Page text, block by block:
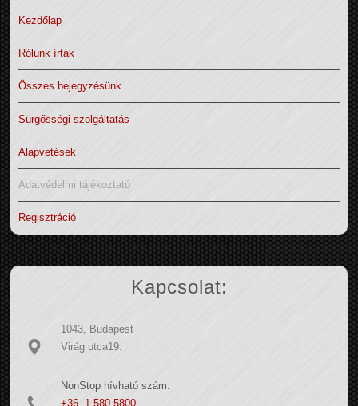
Kezdőlap
Rólunk írták
Összes bejegyzésünk
Sürgősségi szolgáltatás
Alapvetések
Adatvédelmi tájékoztató
Regisztráció
Kapcsolat:
1043, Budapest
Virág utca19.
NonStop hívható szám:
+36 1 580 5800